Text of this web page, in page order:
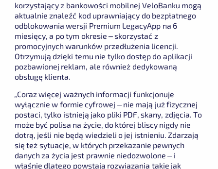
korzystający z bankowości mobilnej VeloBanku mogą
aktualnie znaleźć kod uprawniający do bezpłatnego
odblokowania wersji Premium LegacyApp na 6
miesięcy, a po tym okresie – skorzystać z
promocyjnych warunków przedłużenia licencji.
Otrzymują dzięki temu nie tylko dostęp do aplikacji
pozbawionej reklam, ale również dedykowaną
obsługę klienta.
„Coraz więcej ważnych informacji funkcjonuje
wyłącznie w formie cyfrowej – nie mają już fizycznej
postaci, tylko istnieją jako pliki PDF, skany, zdjęcia. To
może być polisa na życie, do której bliscy nigdy nie
dotrą, jeśli nie będą wiedzieli o jej istnieniu. Zdarzają
się też sytuacje, w których przekazanie pewnych
danych za życia jest prawnie niedozwolone – i
właśnie dlatego powstają rozwiązania takie jak